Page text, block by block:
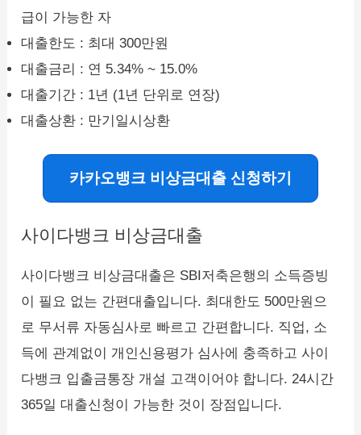
급이 가능한 자
대출한도 : 최대 300만원
대출금리 : 연 5.34% ~ 15.0%
대출기간 : 1년 (1년 단위로 연장)
대출상환 : 만기일시상환
카카오뱅크 비상금대출 신청하기
사이다뱅크 비상금대출
사이다뱅크 비상금대출은 SBI저축은행의 소득증빙
이 필요 없는 간편대출입니다. 최대한도 500만원으
로 무서류 자동심사로 빠르고 간편합니다. 직업, 소
득에 관계없이 개인신용평가 심사에 충족하고 사이
다뱅크 입출금통장 개설 고객이어야 합니다. 24시간
365일 대출신청이 가능한 것이 장점입니다.